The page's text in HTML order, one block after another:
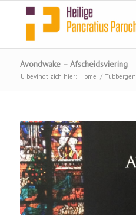
Avondwake – Afscheidsviering
U bevindt zich hier: Home / Tubbergen